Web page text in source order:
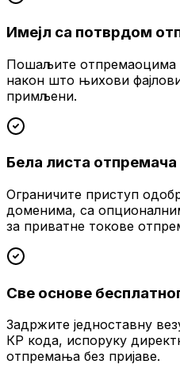
Имејл са потврдом
Пошаљите отпремаоцима
након што њихови
примљени.
Бела листа отпремача
Ограничите приступ
доменима, са
за приватне токове
Све основе
Задржите једноставну
КР кода, испоруку
отпремања без пријаве.